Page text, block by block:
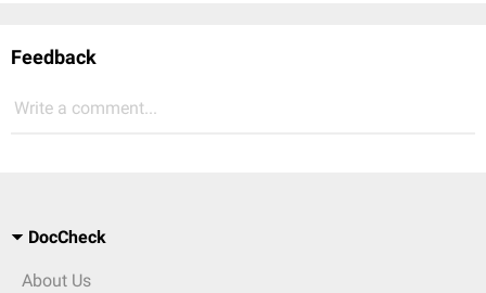
Feedback
Write a comment...
DocCheck
About Us